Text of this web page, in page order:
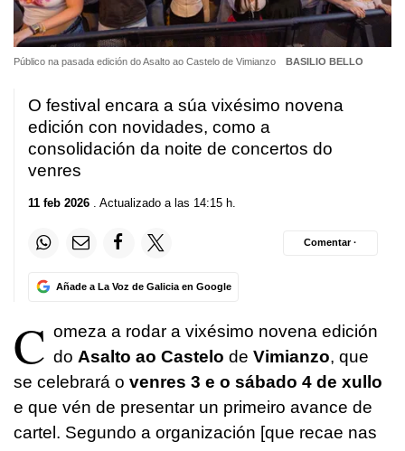
Público na pasada edición do Asalto ao Castelo de Vimianzo BASILIO BELLO
O festival encara a súa vixésimo novena
edición con novidades, como a
consolidación da noite de concertos do
venres
11 feb 2026 . Actualizado a las 14:15 h.
Añade a La Voz de Galicia en Google
Comentar ·
C omeza a rodar a vixésimo novena edición
do Asalto ao Castelo de Vimianzo, que
se celebrará o venres 3 e o sábado 4 de xullo
e que vén de presentar un primeiro avance de
cartel. Segundo a organización [que recae nas